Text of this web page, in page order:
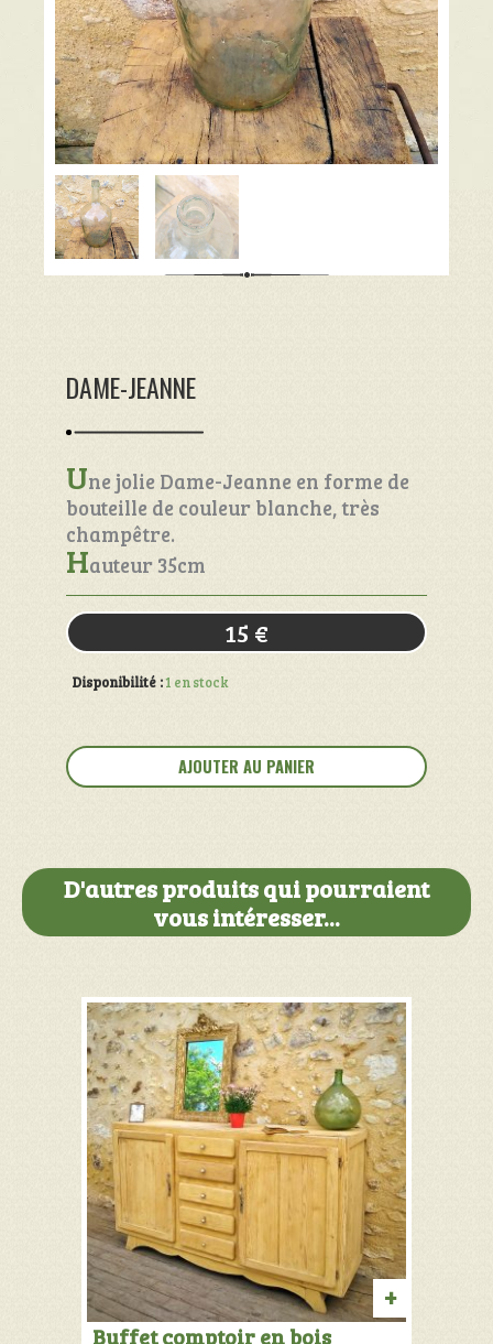
Une jolie Dame-Jeanne en forme de
bouteille de couleur blanche, très
champêtre.
Hauteur 35cm
DAME-JEANNE
15 €
Disponibilité :1 en stock
de
Dame-
AJOUTER AU PANIER
D'autres produits qui pourraient
vous intéresser...
Buffet comptoir en bois